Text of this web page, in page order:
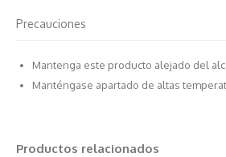
Precauciones
Mantenga este producto alejado del
Manténgase apartado de altas
Productos relacionados